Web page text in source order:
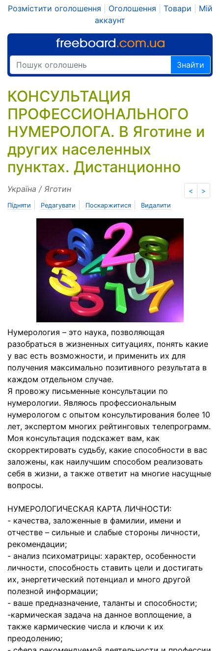
Розмістити оголошення Оголошення Товари
Мій
аккаунт
Знайти
КОНСУЛЬТАЦИЯ
ПРОФЕССИОНАЛЬНОГО
НУМЕРОЛОГА. В Яготине и
других населенных
пунктах. Дистанционно
< >
Україна / Яготин
Підняти Редагувати Поскаржитися Видалити
Нумерология – это наука, позволяющая
разобраться в жизненных ситуациях, понять какие
у вас есть возможности, и применить их для
получения максимально позитивного результата в
каждом отдельном случае.
Я провожу письменные консультации по
нумерологии. Являюсь профессиональным
нумерологом с опытом консультирования более 10
лет, экспертом многих рейтинговых телепрограмм.
Моя консультация подскажет вам, как
скорректировать судьбу, какие способности в вас
заложены, как наилучшим способом реализовать
себя в жизни, а также ответит на многие насущные
вопросы.
НУМЕРОЛОГИЧЕСКАЯ КАРТА ЛИЧНОСТИ:
- качества, заложенные в фамилии, имени и
отчестве – сильные и слабые стороны личности,
рекомендации;
- анализ психоматрицы: характер, особенности
личности, способность ставить цели и достигать
их, энергетический потенциал и много другой
полезной информации;
- ваше предназначение, таланты и способности;
-кармическая задача на данное воплощение, а
также кармические числа и ключи к их
преодолению;